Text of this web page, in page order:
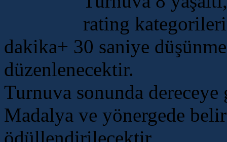
rating
dakika+ 30 saniye
düzenlenecektir.
Turnuva sonunda
Madalya ve yönergede
ödüllendirilecektir.